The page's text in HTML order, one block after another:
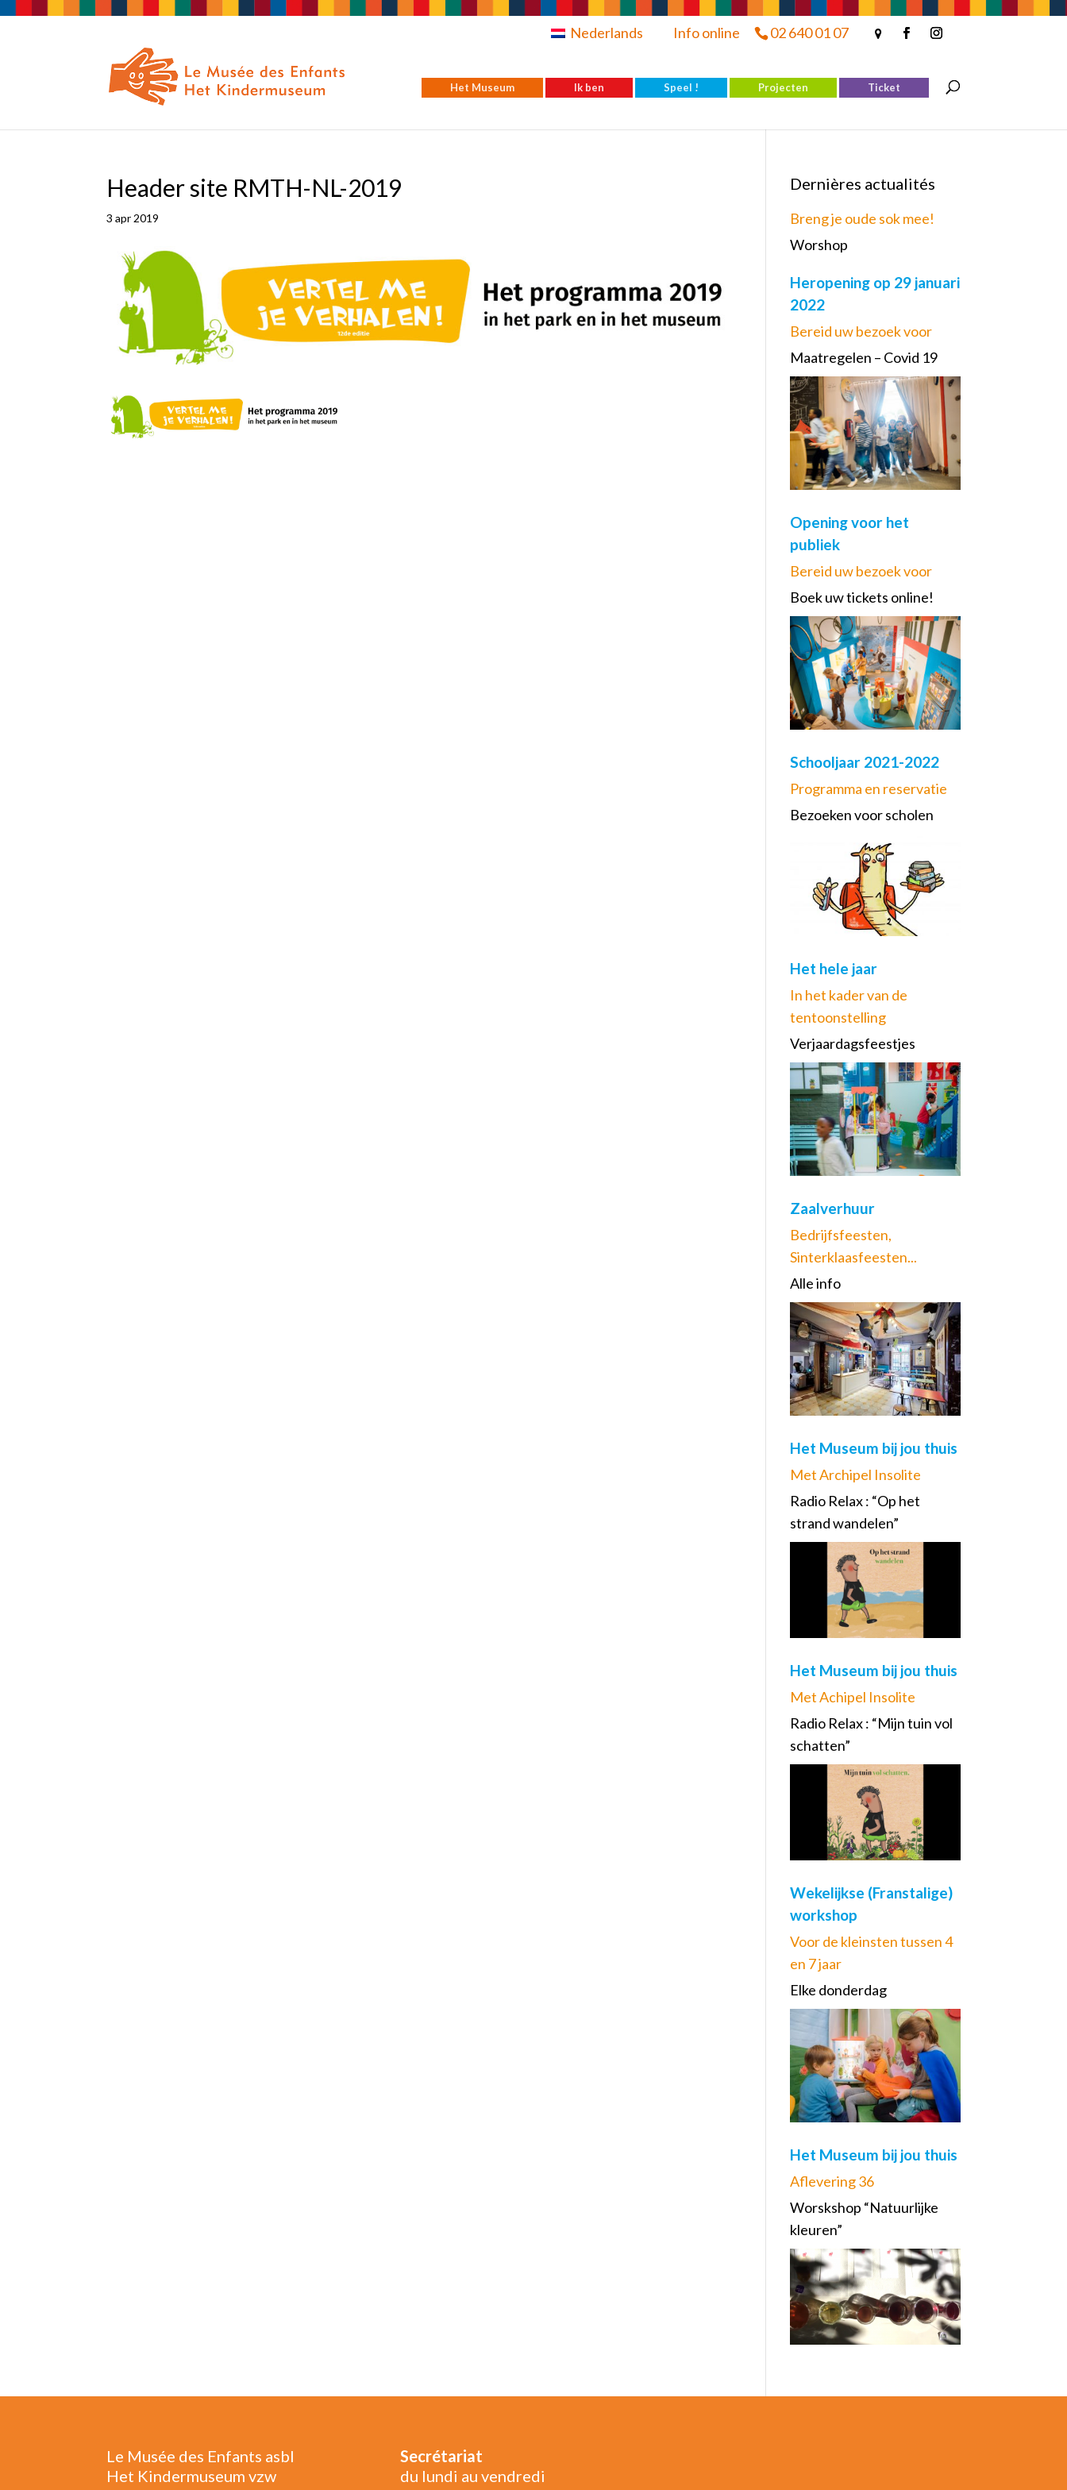
02 640 01 07
Nederlands Info online
Het Museum Ik ben Speel ! Projecten Ticket
Header site RMTH-NL-2019
3 apr 2019
Dernières actualités
Breng je oude sok mee!
Worshop
Heropening op 29 januari
2022
Bereid uw bezoek voor
Maatregelen – Covid 19
Opening voor het
publiek
Bereid uw bezoek voor
Boek uw tickets online!
Schooljaar 2021-2022
Programma en reservatie
Bezoeken voor scholen
Het hele jaar
In het kader van de
tentoonstelling
Verjaardagsfeestjes
Zaalverhuur
Bedrijfsfeesten,
Sinterklaasfeesten...
Alle info
Het Museum bij jou thuis
Met Archipel Insolite
Radio Relax : “Op het
strand wandelen”
Het Museum bij jou thuis
Met Achipel Insolite
Radio Relax : “Mijn tuin vol
schatten”
Wekelijkse (Franstalige)
workshop
Voor de kleinsten tussen 4
en 7 jaar
Elke donderdag
Het Museum bij jou thuis
Aflevering 36
Worskshop “Natuurlijke
kleuren”
Le Musée des Enfants asbl
Het Kindermuseum vzw
Secrétariat
du lundi au vendredi